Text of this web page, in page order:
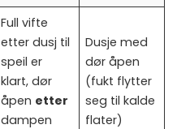
Full vifte
etter dusj til
speil er
klart, dør
åpen etter
dampen
Dusje med
dør åpen
(fukt flytter
seg til kalde
flater)